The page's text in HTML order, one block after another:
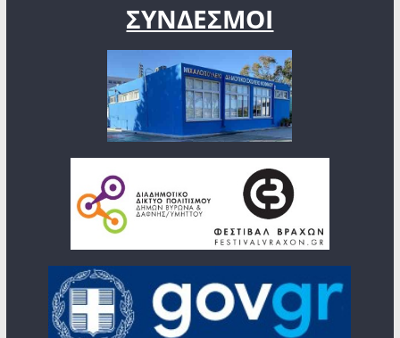
ΣΥΝΔΕΣΜΟΙ